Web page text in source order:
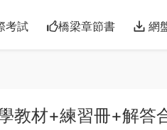
考試 橋梁章節書 網
教材+練習冊+解答